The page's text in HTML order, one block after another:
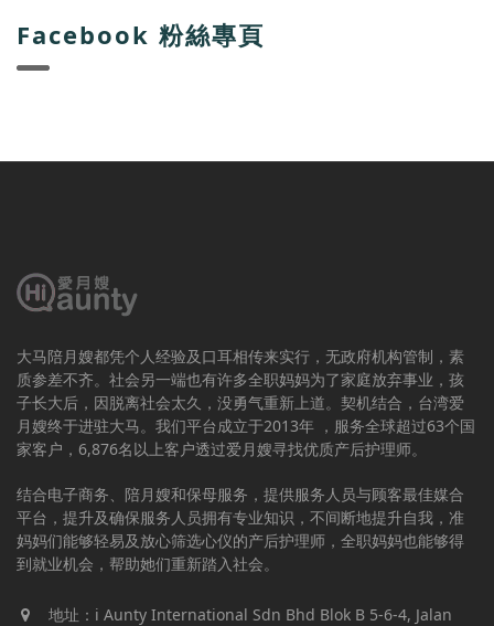
Facebook 粉絲專頁
大马陪月嫂都凭个人经验及口耳相传来实行，无政府机构管制，素
质参差不齐。社会另一端也有许多全职妈妈为了家庭放弃事业，孩
子长大后，因脱离社会太久，没勇气重新上道。契机结合，台湾爱
月嫂终于进驻大马。我们平台成立于2013年 ，服务全球超过63个国
家客户，6,876名以上客户透过爱月嫂寻找优质产后护理师。
结合电子商务、陪月嫂和保母服务，提供服务人员与顾客最佳媒合
平台，提升及确保服务人员拥有专业知识，不间断地提升自我，准
妈妈们能够轻易及放心筛选心仪的产后护理师，全职妈妈也能够得
到就业机会，帮助她们重新踏入社会。
地址：i Aunty International Sdn Bhd Blok B 5-6-4, Jalan